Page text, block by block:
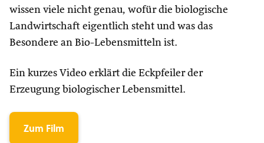
wissen viele nicht genau, wofür die biologische
Landwirtschaft eigentlich steht und was das
Besondere an Bio-Lebensmitteln ist.
Ein kurzes Video erklärt die Eckpfeiler der
Erzeugung biologischer Lebensmittel.
Zum Film